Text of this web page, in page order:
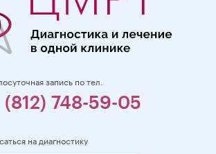
запись по тел.
(812) 748-59-05
на диагностику